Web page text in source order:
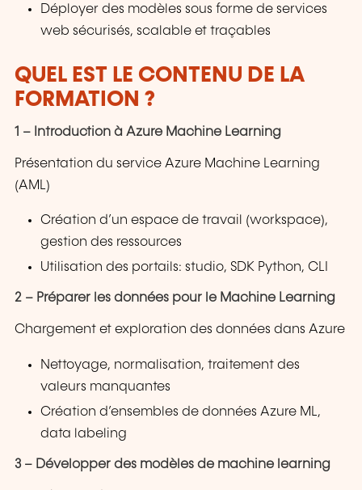
Déployer des modèles sous forme de services
web sécurisés, scalable et traçables
QUEL EST LE CONTENU DE LA
FORMATION ?
1 – Introduction à Azure Machine Learning
Présentation du service Azure Machine Learning
(AML)
Création d’un espace de travail (workspace),
gestion des ressources
Utilisation des portails: studio, SDK Python, CLI
2 – Préparer les données pour le Machine Learning
Chargement et exploration des données dans Azure
Nettoyage, normalisation, traitement des
valeurs manquantes
Création d’ensembles de données Azure ML,
data labeling
3 – Développer des modèles de machine learning